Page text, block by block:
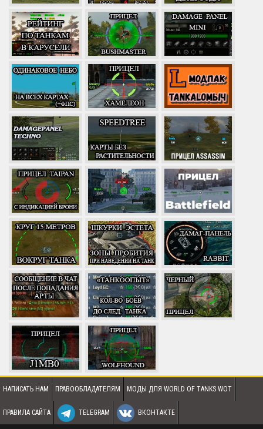
НАПИСАТЬ НАМ ПРАВООБЛАДАТЕЛЯМ МОДЫ ДЛЯ WORLD OF TANKS WOT
ПРАВИЛА САЙТА TELEGRAM ВКОНТАКТЕ